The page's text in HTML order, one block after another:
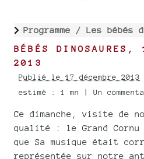
Programme / Les bébés
BÉBÉS DINOSAURES,
2013
Publié le 17 décembre 2013
estimé : 1 mn | Un
Ce dimanche, visite de
qualité : le Grand
que Sa musique était
représentée sur notre